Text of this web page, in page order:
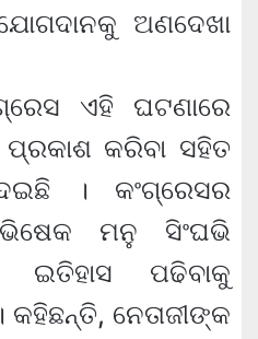
ଅଣଦେଖା
ଏହି ଘଟଣାରେ
କରିବା ସହିତ
। କଂଗ୍ରେସର
ମନୁ ସିଂଘଭି
ଇତିହାସ ପଢିବାକୁ
କହିଛନ୍ତି, ନେତାଜୀଙ୍କ